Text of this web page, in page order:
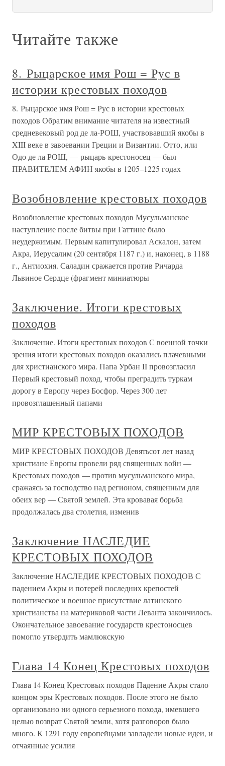
Читайте также
8. Рыцарское имя Рош = Рус в
истории крестовых походов
8. Рыцарское имя Рош = Рус в истории крестовых
походов Обратим внимание читателя на известный
средневековый род де ла-РОШ, участвовавший якобы в
XIII веке в завоевании Греции и Византии. Отто, или
Одо де ла РОШ, — рыцарь-крестоносец — был
ПРАВИТЕЛЕМ АФИН якобы в 1205–1225 годах
Возобновление крестовых походов
Возобновление крестовых походов Мусульманское
наступление после битвы при Гаттине было
неудержимым. Первым капитулировал Аскалон, затем
Акра, Иерусалим (20 сентября 1187 г.) и, наконец, в 1188
г., Антиохия. Саладин сражается против Ричарда
Львиное Сердце (фрагмент миниатюры
Заключение. Итоги крестовых
походов
Заключение. Итоги крестовых походов С военной точки
зрения итоги крестовых походов оказались плачевными
для христианского мира. Папа Урбан II провозгласил
Первый крестовый поход, чтобы преградить туркам
дорогу в Европу через Босфор. Через 300 лет
провозглашенный папами
МИР КРЕСТОВЫХ ПОХОДОВ
МИР КРЕСТОВЫХ ПОХОДОВ Девятьсот лет назад
христиане Европы провели ряд священных войн —
Крестовых походов — против мусульманского мира,
сражаясь за господство над регионом, священным для
обеих вер — Святой землей. Эта кровавая борьба
продолжалась два столетия, изменив
Заключение НАСЛЕДИЕ
КРЕСТОВЫХ ПОХОДОВ
Заключение НАСЛЕДИЕ КРЕСТОВЫХ ПОХОДОВ С
падением Акры и потерей последних крепостей
политическое и военное присутствие латинского
христианства на материковой части Леванта закончилось.
Окончательное завоевание государств крестоносцев
помогло утвердить мамлюкскую
Глава 14 Конец Крестовых походов
Глава 14 Конец Крестовых походов Падение Акры стало
концом эры Крестовых походов. После этого не было
организовано ни одного серьезного похода, имевшего
целью возврат Святой земли, хотя разговоров было
много. К 1291 году европейцами завладели новые идеи, и
отчаянные усилия